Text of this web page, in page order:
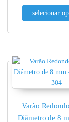
selecionar
Varão
Diâmetro de 8